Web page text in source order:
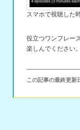
スマホで視聴した
役立つワンフレー
楽しんでください。
この記事の最終更新